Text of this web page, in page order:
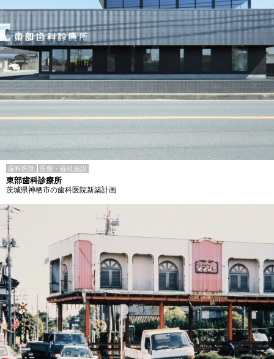
歯科医院 医療・福祉施設
東部歯科診療所
茨城県神栖市の歯科医院新築計画